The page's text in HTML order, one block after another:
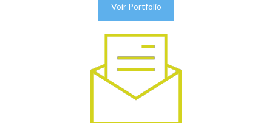
Voir Portfolio